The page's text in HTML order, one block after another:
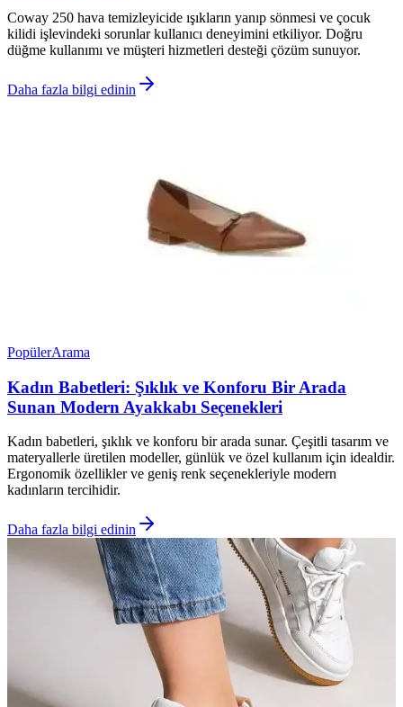
Coway 250 hava temizleyicide ışıkların yanıp sönmesi ve çocuk
kilidi işlevindeki sorunlar kullanıcı deneyimini etkiliyor. Doğru
düğme kullanımı ve müşteri hizmetleri desteği çözüm sunuyor.
Daha fazla bilgi edinin
PopülerArama
Kadın Babetleri: Şıklık ve Konforu Bir Arada
Sunan Modern Ayakkabı Seçenekleri
Kadın babetleri, şıklık ve konforu bir arada sunar. Çeşitli tasarım ve
materyallerle üretilen modeller, günlük ve özel kullanım için idealdir.
Ergonomik özellikler ve geniş renk seçenekleriyle modern
kadınların tercihidir.
Daha fazla bilgi edinin